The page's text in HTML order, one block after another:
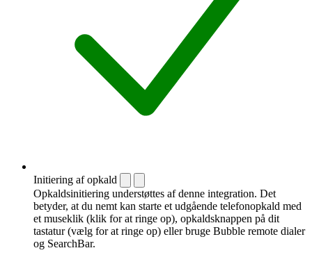
Initiering af opkald
Opkaldsinitiering understøttes af denne integration. Det
betyder, at du nemt kan starte et udgående telefonopkald med
et museklik (klik for at ringe op), opkaldsknappen på dit
tastatur (vælg for at ringe op) eller bruge Bubble remote dialer
og SearchBar.